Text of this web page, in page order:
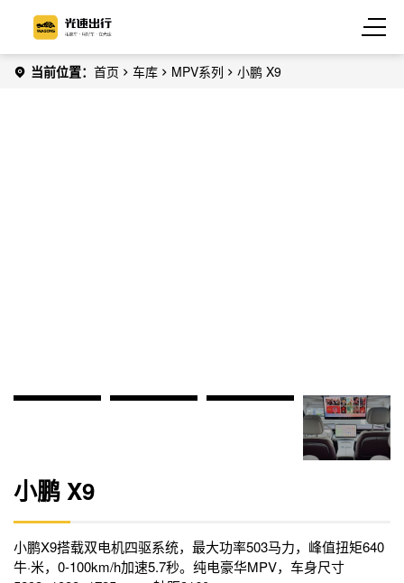
当前位置： 首页 车库 MPV系列 小鹏 X9
小鹏 X9
小鹏X9搭载双电机四驱系统，最大功率503马力，峰值扭矩640
牛·米，0-100km/h加速5.7秒。纯电豪华MPV，车身尺寸